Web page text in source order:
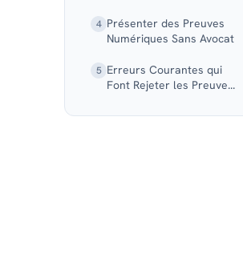
4 Présenter des Preuves
Numériques Sans Avocat
5 Erreurs Courantes qui
Font Rejeter les Preuve...